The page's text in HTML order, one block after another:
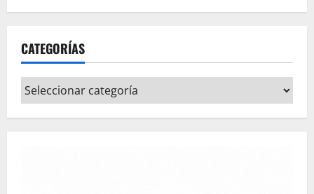
CATEGORÍAS
Categorías